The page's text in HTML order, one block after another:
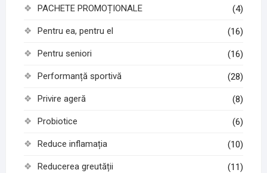
PACHETE PROMOȚIONALE (4)
Pentru ea, pentru el (16)
Pentru seniori (16)
Performanță sportivă (28)
Privire ageră (8)
Probiotice (6)
Reduce inflamația (10)
Reducerea greutății (11)